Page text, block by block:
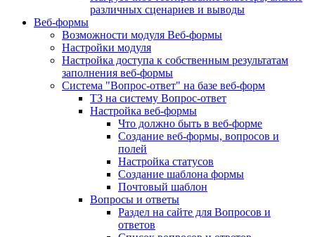
различных сценариев и выводы
Веб-формы
Возможности модуля Веб-формы
Настройки модуля
Настройка доступа к собственным результатам
заполнения веб-формы
Система "Вопрос-ответ" на базе веб-форм
ТЗ на систему Вопрос-ответ
Настройка веб-формы
Что должно быть в веб-форме
Создание веб-формы, вопросов и
полей
Настройка статусов
Создание шаблона формы
Почтовый шаблон
Вопросы и ответы
Раздел на сайте для Вопросов и
ответов